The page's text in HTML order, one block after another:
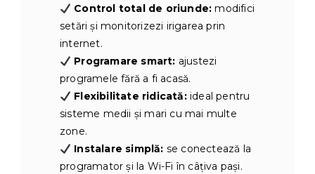
Control total de oriunde: modifici
setări și monitorizezi irigarea prin
internet.
Programare smart: ajustezi
programele fără a fi acasă.
Flexibilitate ridicată:ideal pentru
sisteme medii și mari cu mai multe
zone.
Instalare simplă: se conectează la
programator și la Wi-Fi în câțiva pași.